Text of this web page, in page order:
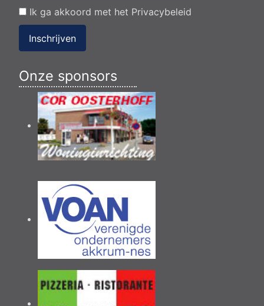
Ik ga akkoord met het Privacybeleid
Inschrijven
Onze sponsors